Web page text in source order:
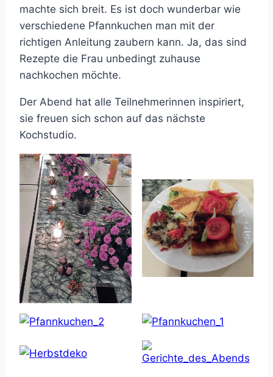
machte sich breit. Es ist doch wunderbar wie
verschiedene Pfannkuchen man mit der
richtigen Anleitung zaubern kann. Ja, das sind
Rezepte die Frau unbedingt zuhause
nachkochen möchte.
Der Abend hat alle Teilnehmerinnen inspiriert,
sie freuen sich schon auf das nächste
Kochstudio.